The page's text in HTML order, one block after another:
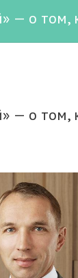
о том,
— о том,